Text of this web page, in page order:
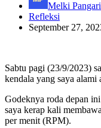
Melki
Refleksi
September 27,
Sabtu pagi (23/9/2023)
kendala yang saya alami
Godeknya roda depan
saya kerap kali
per menit (RPM).